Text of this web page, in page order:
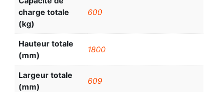
charge totale
(kg)
600
Hauteur totale
(mm)
1800
Largeur totale
(mm)
609